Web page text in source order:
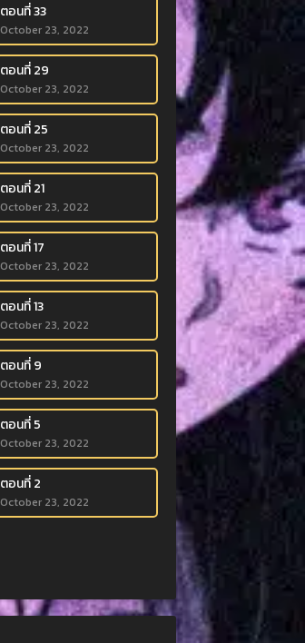
ตอนที่ 33
October 23, 2022
ตอนที่ 29
October 23, 2022
ตอนที่ 25
October 23, 2022
ตอนที่ 21
October 23, 2022
ตอนที่ 17
October 23, 2022
ตอนที่ 13
October 23, 2022
ตอนที่ 9
October 23, 2022
ตอนที่ 5
October 23, 2022
ตอนที่ 2
October 23, 2022